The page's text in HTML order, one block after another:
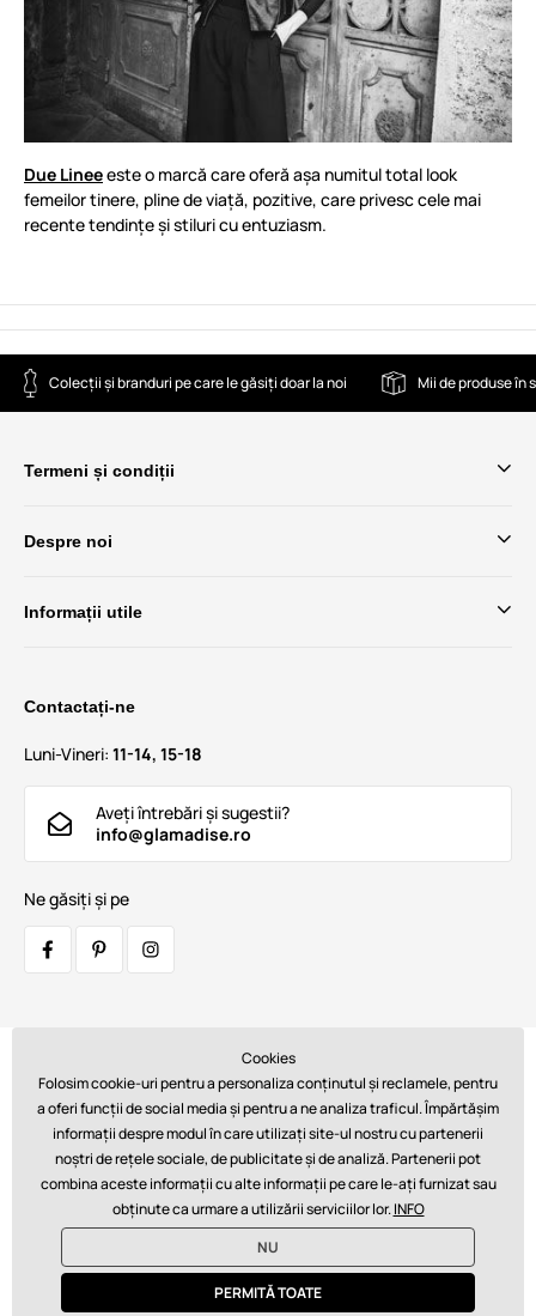
Due Lineeeste o marcă care oferă așa numitul total look
femeilor tinere, pline de viață, pozitive, care privesc cele mai
recente tendințe și stiluri cu entuziasm.
Colecții și branduri pe care le găsiți doar la noi Mii de produse în
Termeni și condiții
Despre noi
Informații utile
Contactați-ne
Luni-Vineri: 11-14, 15-18
Aveți întrebări și sugestii?
info@glamadise.ro
Ne găsiți și pe
Plăți:
© 2026 www.glamadise.ro. Asigură tehnicSimplia s.r.o.
€ - RO
Cookies
Folosim cookie-uri pentru a personaliza conținutul și reclamele, pentru
a oferi funcții de social media și pentru a ne analiza traficul. Împărtășim
informații despre modul în care utilizați site-ul nostru cu partenerii
noștri de rețele sociale, de publicitate și de analiză. Partenerii pot
combina aceste informații cu alte informații pe care le-ați furnizat sau
obținute ca urmare a utilizării serviciilor lor.INFO
NU
PERMITĂ TOATE